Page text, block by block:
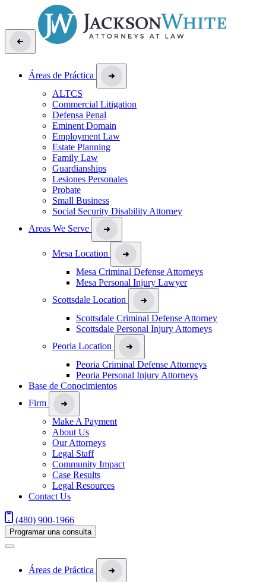
Áreas de Práctica
ALTCS
Commercial Litigation
Defensa Penal
Eminent Domain
Employment Law
Estate Planning
Family Law
Guardianships
Lesiones Personales
Probate
Small Business
Social Security Disability Attorney
Areas We Serve
Mesa Location
Mesa Criminal Defense Attorneys
Mesa Personal Injury Lawyer
Scottsdale Location
Scottsdale Criminal Defense Attorney
Scottsdale Personal Injury Attorneys
Peoria Location
Peoria Criminal Defense Attorneys
Peoria Personal Injury Attorneys
Base de Conocimientos
Firm
Make A Payment
About Us
Our Attorneys
Legal Staff
Community Impact
Case Results
Legal Resources
Contact Us
(480) 900-1966
Programar una consulta
Áreas de Práctica